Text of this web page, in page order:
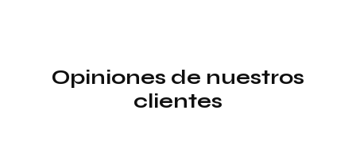
Opiniones de nuestros
clientes